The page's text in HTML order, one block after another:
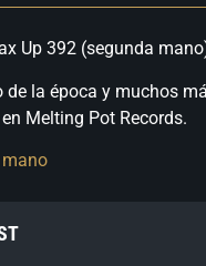
Up 392 (segunda
de la época y muchos
Melting Pot Records.